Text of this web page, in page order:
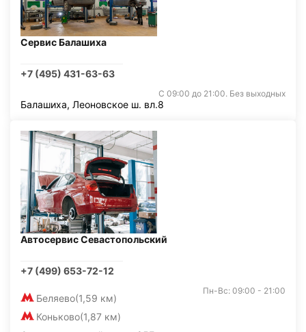
Сервис Балашиха
+7 (495) 431-63-63
С 09:00 до 21:00. Без выходных
Балашиха, Леоновское ш. вл.8
Автосервис Севастопольский
+7 (499) 653-72-12
Беляево(1,59 км)
Коньково(1,87 км)
Пн-Вс: 09:00 - 21:00